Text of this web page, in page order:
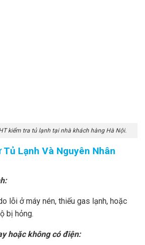
kiểm tra tủ lạnh tại nhà khách hàng Hà Nội.
Lạnh Và Nguyên Nhân
lỗi ở máy nén, thiếu gas lạnh, hoặc
bị hỏng.
hoặc không có điện: